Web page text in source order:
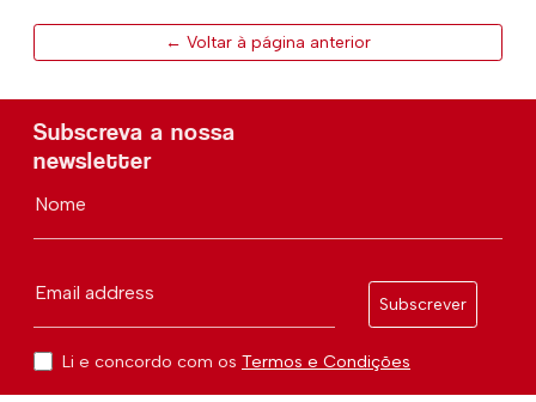
← Voltar à página anterior
Subscreva a nossa
newsletter
Nome
Email address
Subscrever
Li e concordo com os Termos e Condições